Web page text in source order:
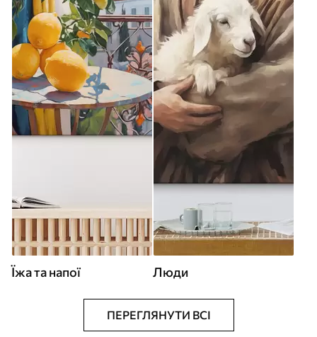
Їжа та напої Люди
ПЕРЕГЛЯНУТИ ВСІ